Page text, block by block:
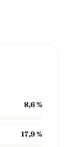
8,6 %
17,9 %